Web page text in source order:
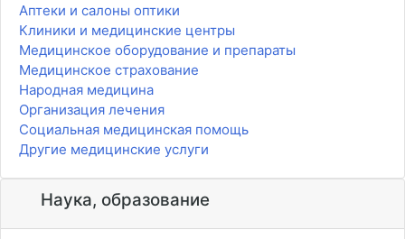
Аптеки и салоны оптики
Клиники и медицинские центры
Медицинское оборудование и препараты
Медицинское страхование
Народная медицина
Организация лечения
Социальная медицинская помощь
Другие медицинские услуги
Наука, образование